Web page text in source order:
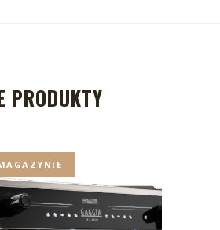
PRODUKTY